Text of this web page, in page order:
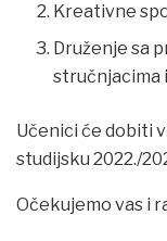
Kreativne
Druženje sa
stručnjacima
Učenici će dobiti
studijsku 2022./
Očekujemo vas i